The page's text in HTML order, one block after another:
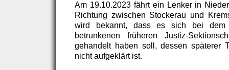
Am 19.10.2023 fährt ein Lenker in
Richtung zwischen Stockerau und
wird bekannt, dass es sich bei dem
betrunkenen früheren Justiz-
gehandelt haben soll, dessen späterer
nicht aufgeklärt ist.